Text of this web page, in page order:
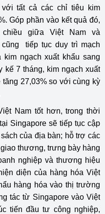
tất cả các chỉ tiêu kim
Góp phần vào kết quả đó,
giữa Việt Nam và
cũng tiếp tục duy trì mạch
ngạch xuất khẩu sang
kế 7 tháng, kim ngạch xuất
27,03% so với cùng kỳ
Nam tốt hơn, trong thời
Singapore sẽ tiếp tục cập
của địa bàn; hỗ trợ các
thương, trưng bày hàng
nghiệp và thương hiệu
diện của hàng hóa Việt
hàng hóa vào thị trường
tác từ Singapore vào Việt
tiến đầu tư công nghiệp,